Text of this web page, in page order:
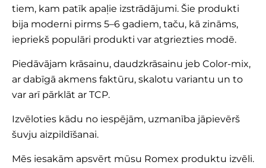
tiem, kam patīk apaļie izstrādājumi. Šie produkti
bija moderni pirms 5–6 gadiem, taču, kā zināms,
iepriekš populāri produkti var atgriezties modē.
Piedāvājam krāsainu, daudzkrāsainu jeb Color-mix,
ar dabīgā akmens faktūru, skalotu variantu un to
var arī pārklāt ar TCP.
Izvēloties kādu no iespējām, uzmanība jāpievērš
šuvju aizpildīšanai.
Mēs iesakām apsvērt mūsu Romex produktu izvēli.